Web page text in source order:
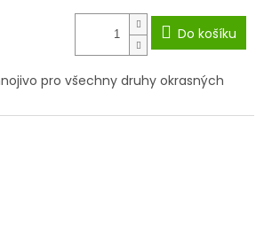
Do košíku
pro všechny druhy okrasných